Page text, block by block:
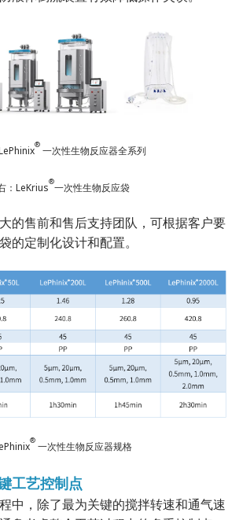
® 一次性生物反应器全系列
：LeKrius®一次性生物反应袋
的售前和售后支持团队，可根据客户要
的定制化设计和配置。
® 一次性生物反应器规格
工艺控制点
中，除了最为关键的搅拌转速和通气速